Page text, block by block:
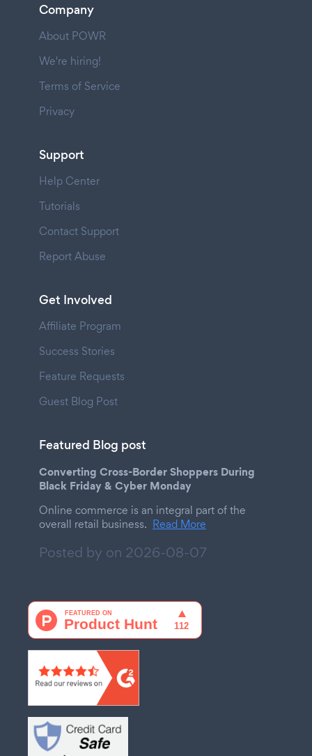
Company
About POWR
We're hiring!
Terms of Service
Privacy
Support
Help Center
Tutorials
Contact Support
Report Abuse
Get Involved
Affiliate Program
Success Stories
Feature Requests
Guest Blog Post
Featured Blog post
Converting Cross-Border Shoppers During
Black Friday & Cyber Monday
Online commerce is an integral part of the
overall retail business. Read More
Posted by on 2026-08-07